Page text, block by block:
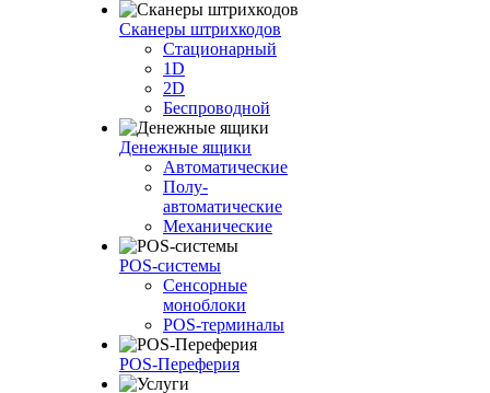
Сканеры штрихкодов
Стационарный
1D
2D
Беспроводной
Денежные ящики
Автоматические
Полу-
автоматические
Механические
POS-системы
Сенсорные
моноблоки
POS-терминалы
POS-Переферия